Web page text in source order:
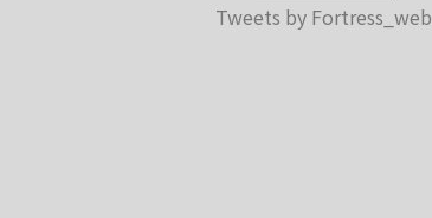
Tweets by Fortress_web